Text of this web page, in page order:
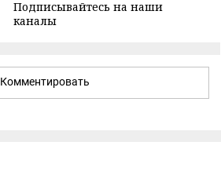
Подписывайтесь на наши
каналы
Комментировать